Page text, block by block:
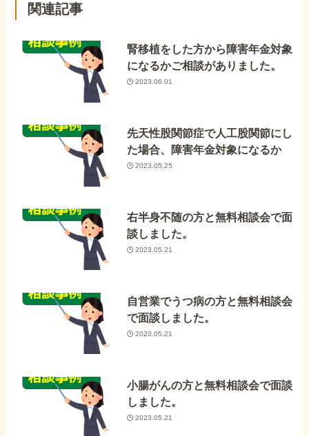
関連記事
腎移植をした方から障害年金対象
になるかご相談がありました。
2023.06.01
先天性股関節症で人工股関節にし
た場合、障害年金対象になるか
2023.05.25
右半身不随の方と無料相談会で面
談しました。
2023.05.21
自営業でうつ病の方と無料相談会
で面談しました。
2023.05.21
小腸がんの方と無料相談会で面談
しました。
2023.05.21